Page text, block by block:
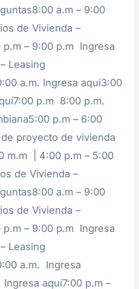
a.m – 9:00
de Vivienda –
p.m – 9:00 p.m Ingresa
Leasing
a.m. Ingresa aquí3:00
p.m 8:00 p.m.
p.m – 6:00
proyecto de vivienda
m.m | 4:00 p.m – 5:00
de Vivienda –
a.m – 9:00
de Vivienda –
p.m – 9:00 p.m Ingresa
Leasing
a.m. Ingresa
aquí7:00 p.m –